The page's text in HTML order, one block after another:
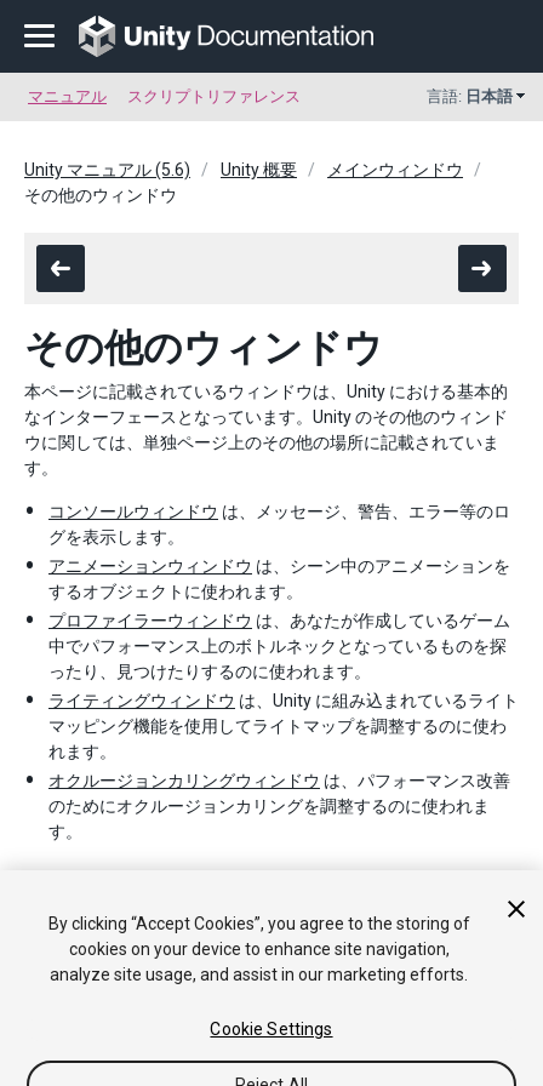
マニュアル スクリプトリファレンス 言語: 日本語
Unity マニュアル (5.6) Unity 概要
メインウィンドウ
その他のウィンドウ
その他のウィンドウ
本ページに記載されているウィンドウは、Unity における基本的
なインターフェースとなっています。Unity のその他のウィンド
ウに関しては、単独ページ上のその他の場所に記載されていま
す。
コンソールウィンドウ は、メッセージ、警告、エラー等のロ
グを表示します。
アニメーションウィンドウ は、シーン中のアニメーションを
するオブジェクトに使われます。
プロファイラーウィンドウ は、あなたが作成しているゲーム
中でパフォーマンス上のボトルネックとなっているものを探
ったり、見つけたりするのに使われます。
ライティングウィンドウ は、Unity に組み込まれているライト
マッピング機能を使用してライトマップを調整するのに使わ
れます。
オクルージョンカリングウィンドウ は、パフォーマンス改善
のためにオクルージョンカリングを調整するのに使われま
す。
Copyright © 2017 Unity Technologies. Publication 5.6
チュートリアル
Answers ナレッジベース フォーラム
アセッ
トストア
プライバシーポリシー
By clicking “Accept Cookies”, you agree to the storing of
cookies on your device to enhance site navigation,
analyze site usage, and assist in our marketing efforts.
Cookie Settings